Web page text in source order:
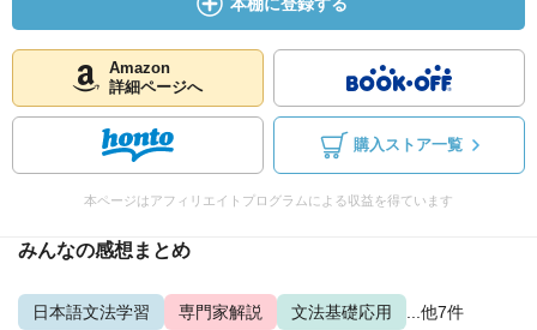
Amazon
詳細ページへ
購入ストア一覧
本ページはアフィリエイトプログラムによる収益を得ています
みんなの感想まとめ
日本語文法学習 専門家解説 文法基礎応用 ...他7件